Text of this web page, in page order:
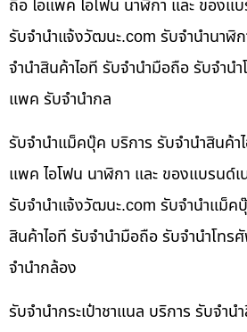
ถือ ไอแพค ไอโฟน นาฬิกา และ ของแ
รับจํานําแจ้งวัฒนะ.com รับจำนำนาฬิ
จำนำสินค้าไอที รับจำนำมือถือ รับจำน
แพค รับจำนำกล
รับจำนำแม็คบุ๊ค บริการ รับจำนำสินค้า
แพค ไอโฟน นาฬิกา และ ของแบรนด์
รับจํานําแจ้งวัฒนะ.com รับจำนำแม็ค
สินค้าไอที รับจำนำมือถือ รับจำนำโทร
จำนำกล้อง
รับจำนำกระเป๋าชาแนล บริการ รับจำน